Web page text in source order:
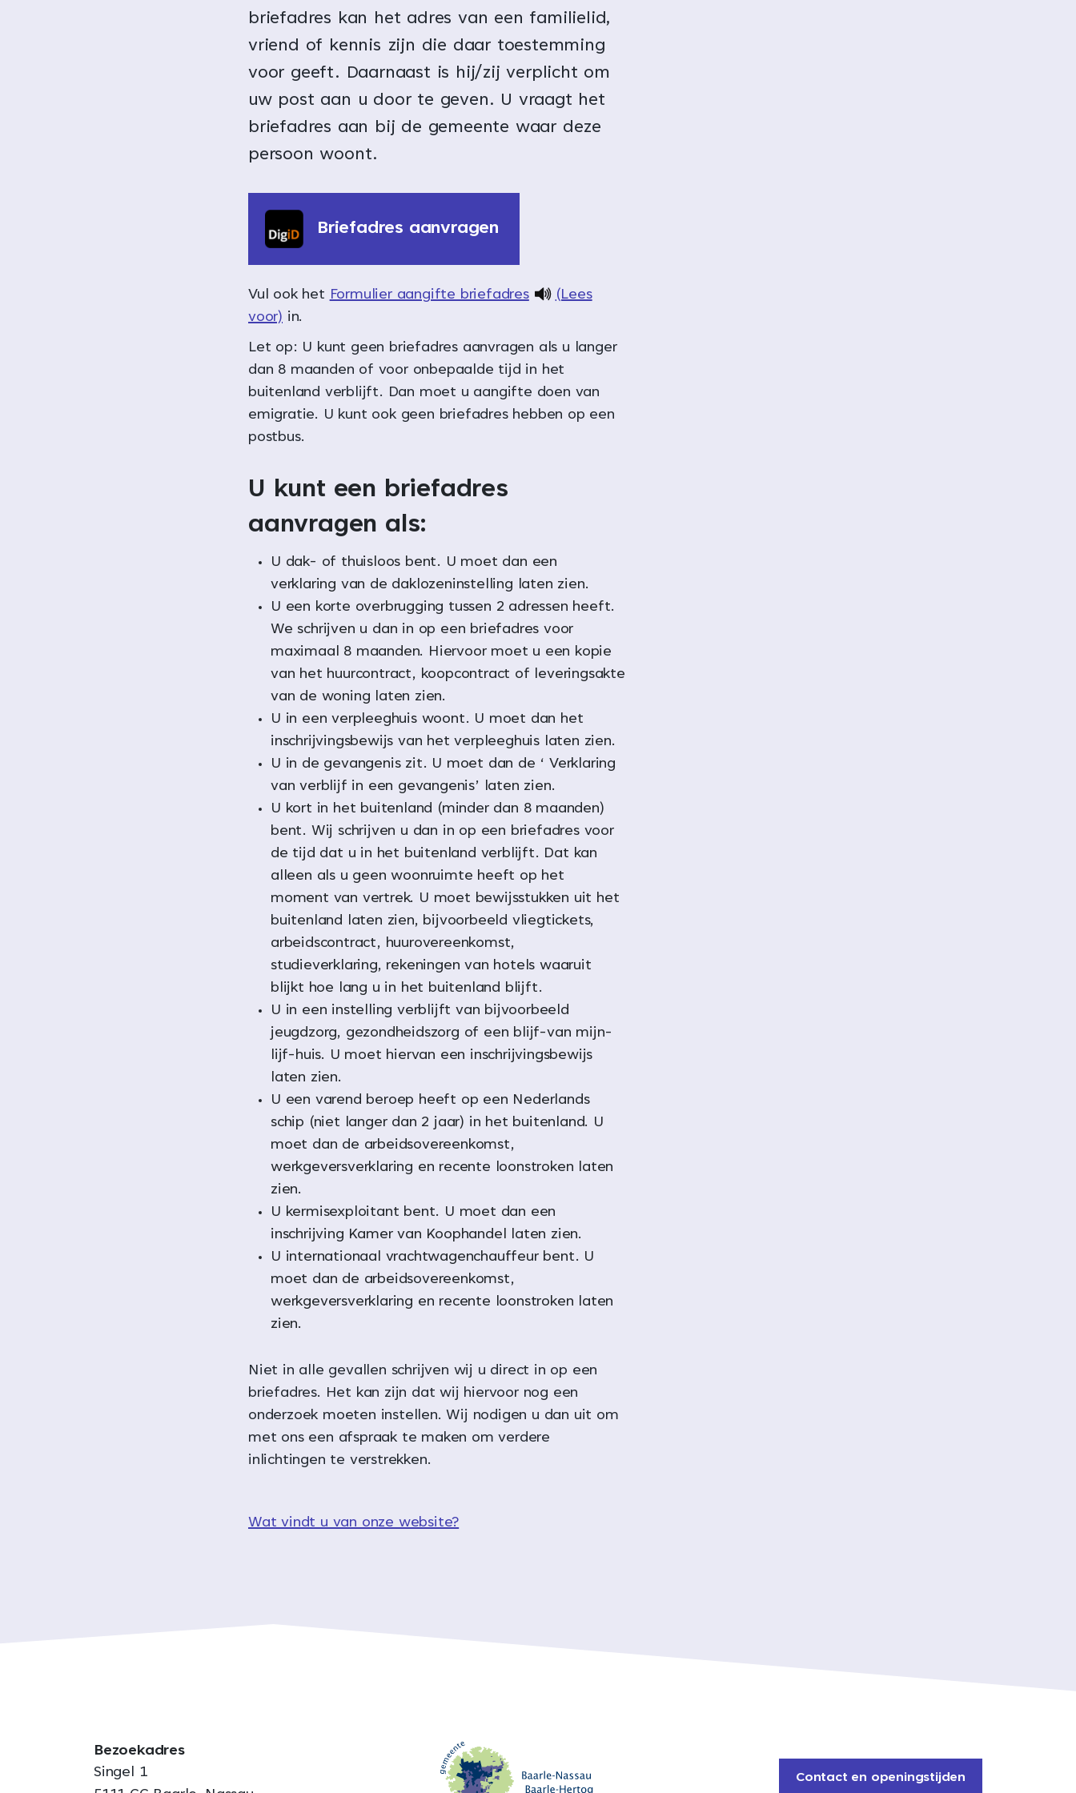
briefadres kan het adres van een familielid,
vriend of kennis zijn die daar toestemming
voor geeft. Daarnaast is hij/zij verplicht om
uw post aan u door te geven. U vraagt het
briefadres aan bij de gemeente waar deze
persoon woont.
Briefadres aanvragen
Vul ook het Formulier aangifte briefadres
(Lees
voor) in.
Let op: U kunt geen briefadres aanvragen als u langer
dan 8 maanden of voor onbepaalde tijd in het
buitenland verblijft. Dan moet u aangifte doen van
emigratie. U kunt ook geen briefadres hebben op een
postbus.
U kunt een briefadres
aanvragen als:
U dak- of thuisloos bent. U moet dan een
verklaring van de daklozeninstelling laten zien.
U een korte overbrugging tussen 2 adressen heeft.
We schrijven u dan in op een briefadres voor
maximaal 8 maanden. Hiervoor moet u een kopie
van het huurcontract, koopcontract of leveringsakte
van de woning laten zien.
U in een verpleeghuis woont. U moet dan het
inschrijvingsbewijs van het verpleeghuis laten zien.
U in de gevangenis zit. U moet dan de ‘ Verklaring
van verblijf in een gevangenis’ laten zien.
U kort in het buitenland (minder dan 8 maanden)
bent. Wij schrijven u dan in op een briefadres voor
de tijd dat u in het buitenland verblijft. Dat kan
alleen als u geen woonruimte heeft op het
moment van vertrek. U moet bewijsstukken uit het
buitenland laten zien, bijvoorbeeld vliegtickets,
arbeidscontract, huurovereenkomst,
studieverklaring, rekeningen van hotels waaruit
blijkt hoe lang u in het buitenland blijft.
U in een instelling verblijft van bijvoorbeeld
jeugdzorg, gezondheidszorg of een blijf-van mijn-
lijf-huis. U moet hiervan een inschrijvingsbewijs
laten zien.
U een varend beroep heeft op een Nederlands
schip (niet langer dan 2 jaar) in het buitenland. U
moet dan de arbeidsovereenkomst,
werkgeversverklaring en recente loonstroken laten
zien.
U kermisexploitant bent. U moet dan een
inschrijving Kamer van Koophandel laten zien.
U internationaal vrachtwagenchauffeur bent. U
moet dan de arbeidsovereenkomst,
werkgeversverklaring en recente loonstroken laten
zien.
Niet in alle gevallen schrijven wij u direct in op een
briefadres. Het kan zijn dat wij hiervoor nog een
onderzoek moeten instellen. Wij nodigen u dan uit om
met ons een afspraak te maken om verdere
inlichtingen te verstrekken.
Wat vindt u van onze website?
Bezoekadres
Singel 1
Contact en openingstijden